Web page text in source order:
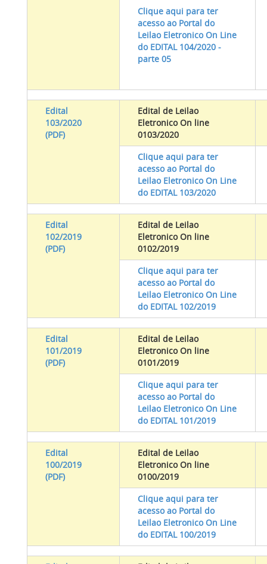
Clique aqui para ter
acesso ao Portal do
Leilao Eletronico On Line
do EDITAL 104/2020 -
parte 05
Edital
103/2020
(PDF)
Edital de Leilao
Eletronico On line
0103/2020
Clique aqui para ter
acesso ao Portal do
Leilao Eletronico On Line
do EDITAL 103/2020
Edital
102/2019
(PDF)
Edital de Leilao
Eletronico On line
0102/2019
Clique aqui para ter
acesso ao Portal do
Leilao Eletronico On Line
do EDITAL 102/2019
Edital
101/2019
(PDF)
Edital de Leilao
Eletronico On line
0101/2019
Clique aqui para ter
acesso ao Portal do
Leilao Eletronico On Line
do EDITAL 101/2019
Edital
100/2019
(PDF)
Edital de Leilao
Eletronico On line
0100/2019
Clique aqui para ter
acesso ao Portal do
Leilao Eletronico On Line
do EDITAL 100/2019